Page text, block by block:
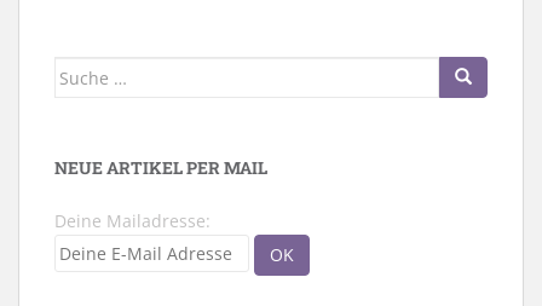
Suche
NEUE ARTIKEL PER MAIL
Deine Mailadresse: